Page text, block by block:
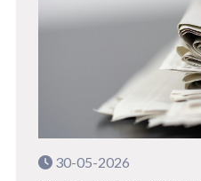
30-05-2026